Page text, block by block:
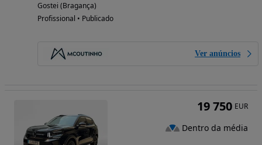
Gostei (Bragança)
Profissional • Publicado
Ver anúncios
19 750 EUR
Dentro da média